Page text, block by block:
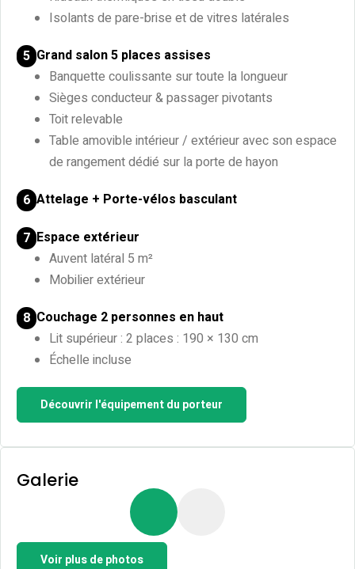
Isolants de pare-brise et de vitres latérales
5 Grand salon 5 places assises
Banquette coulissante sur toute la longueur
Sièges conducteur & passager pivotants
Toit relevable
Table amovible intérieur / extérieur avec son espace
de rangement dédié sur la porte de hayon
6 Attelage + Porte-vélos basculant
7 Espace extérieur
Auvent latéral 5 m²
Mobilier extérieur
8 Couchage 2 personnes en haut
Lit supérieur : 2 places : 190 × 130 cm
Échelle incluse
Découvrir l'équipement du porteur
Galerie
Voir plus de photos